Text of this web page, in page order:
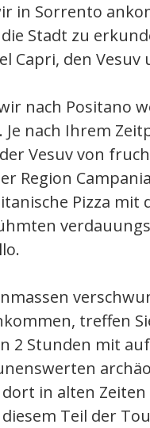
in Sorrento
Stadt zu
Capri, den Vesuv
nach Positano
nach Ihrem
Vesuv von
Region
Pizza mit
treffen
2 Stunden mit
in alten
Teil der